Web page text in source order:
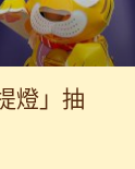
燈」抽